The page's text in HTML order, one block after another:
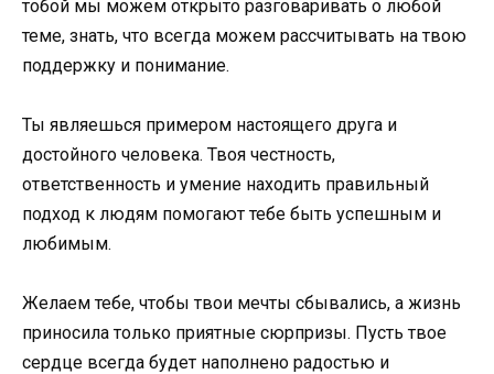
тобой мы можем открыто разговаривать о любой
теме, знать, что всегда можем рассчитывать на твою
поддержку и понимание.
Ты являешься примером настоящего друга и
достойного человека. Твоя честность,
ответственность и умение находить правильный
подход к людям помогают тебе быть успешным и
любимым.
Желаем тебе, чтобы твои мечты сбывались, а жизнь
приносила только приятные сюрпризы. Пусть твое
сердце всегда будет наполнено радостью и